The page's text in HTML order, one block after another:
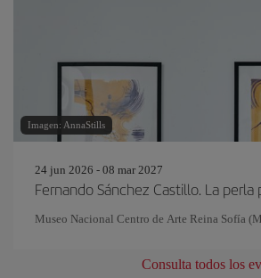
Imagen: AnnaStills
24 jun 2026 - 08 mar 2027
Fernando Sánchez Castillo. La perla
Museo Nacional Centro de Arte Reina Sofía
Consulta todos los